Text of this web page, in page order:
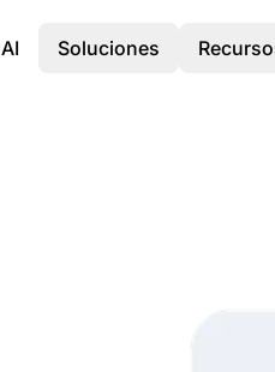
AI Soluciones